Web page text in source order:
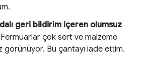
geri bildirim içeren olumsuz
Fermuarlar çok sert ve malzeme
görünüyor. Bu çantayı iade ettim.